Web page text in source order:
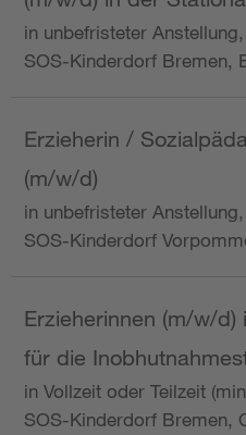
in unbefristeter
SOS-Kinderdorf Bremen,
Erzieherin /
(m/w/d)
in unbefristeter
SOS-Kinderdorf
Erzieherinnen (m/w/d)
für die
in Vollzeit oder Teilzeit
SOS-Kinderdorf Bremen,